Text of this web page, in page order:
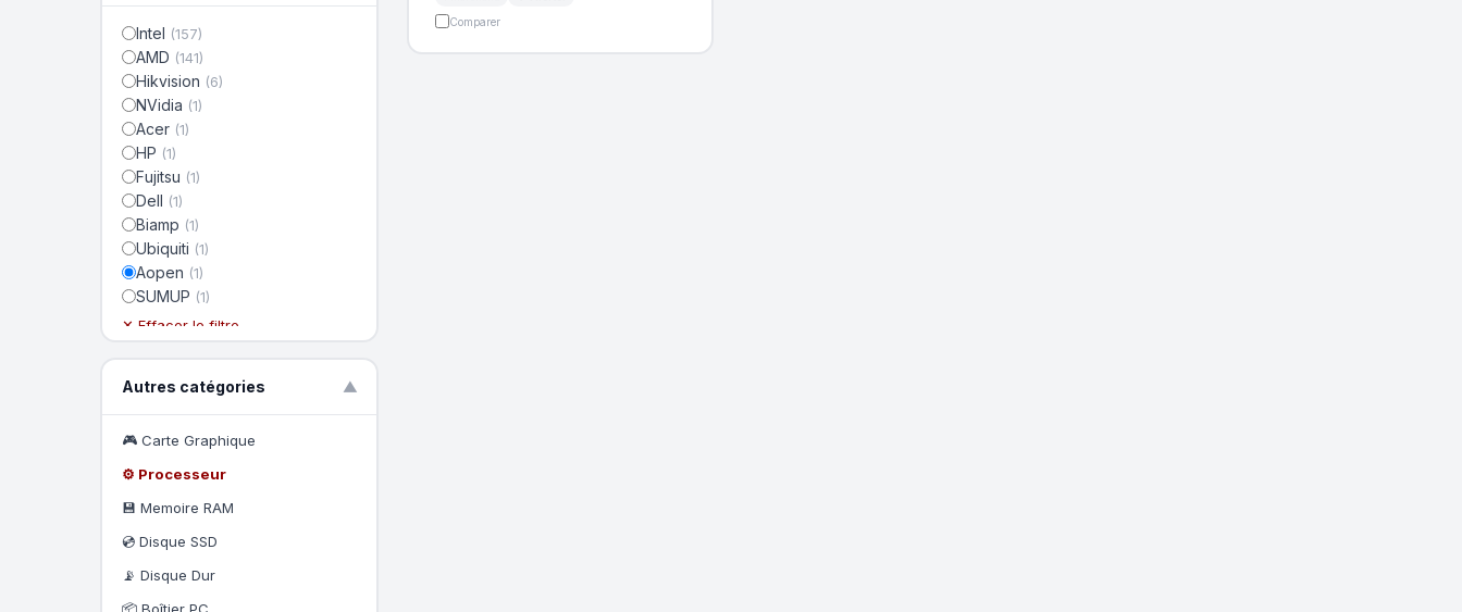
Intel (157)
AMD (141)
Hikvision (6)
NVidia (1)
Acer (1)
HP (1)
Fujitsu (1)
Dell (1)
Biamp (1)
Ubiquiti (1)
Aopen (1)
SUMUP (1)
✕ Effacer le filtre
Autres catégories ▼
🎮 Carte Graphique
⚙️ Processeur
💾 Memoire RAM
💿 Disque SSD
📡 Disque Dur
Comparer